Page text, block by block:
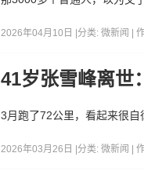
2026年04月10日 | 分类: 微新闻 |
41岁张雪峰离世
3月跑了72公里，看起来很自
2026年03月26日 | 分类: 微新闻 |